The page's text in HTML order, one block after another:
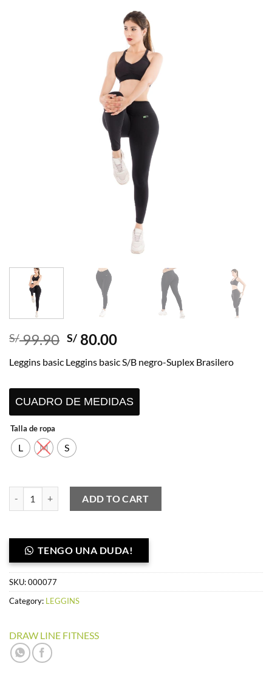
S/99.90 Original
was:
S/ 80.00Current
is:
Leggins basic Leggins basic S/B negro-Suplex Brasilero
CUADRO DE MEDIDAS
Talla de ropa
L M S
ADD TO CART
TENGO UNA DUDA!
SKU:000077
Category: LEGGINS
DRAW LINE FITNESS